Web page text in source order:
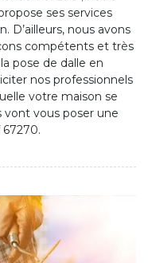
ses services
D’ailleurs, nous avons
compétents et très
pose de dalle en
nos professionnels
votre maison se
vont vous poser une